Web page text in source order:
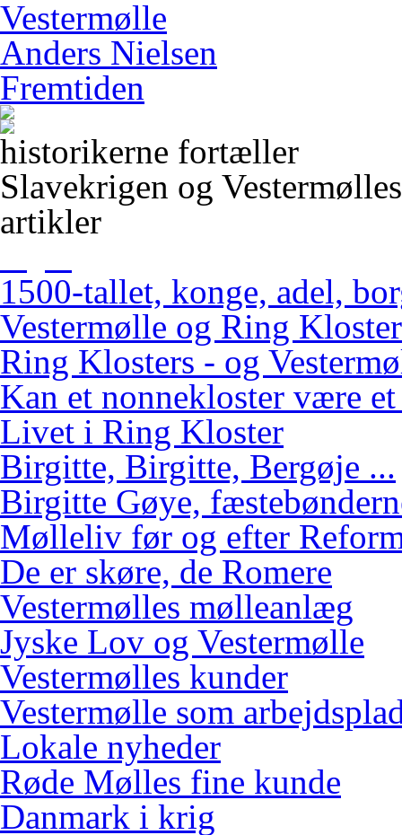
Vestermølle
Anders Nielsen
Fremtiden
historikerne fortæller
Slavekrigen og
artikler
1500-tallet, konge, adel,
Vestermølle og Ring Kloster
Ring Klosters - og
Kan et nonnekloster være
Livet i Ring Kloster
Birgitte, Birgitte, Bergøje ...
Birgitte Gøye,
Mølleliv før og efter
De er skøre, de Romere
Vestermølles mølleanlæg
Jyske Lov og Vestermølle
Vestermølles kunder
Vestermølle som
Lokale nyheder
Røde Mølles fine kunde
Danmark i krig